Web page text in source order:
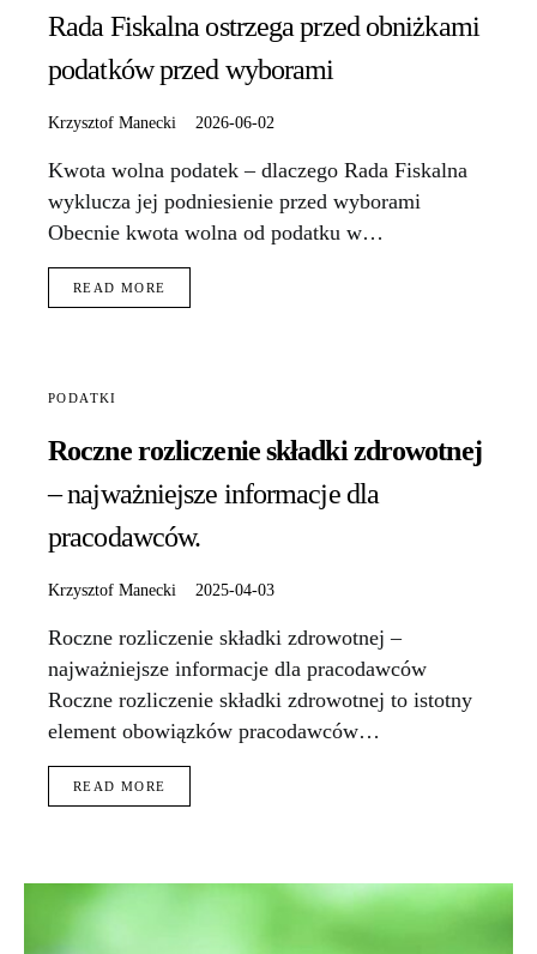
Rada Fiskalna ostrzega przed obniżkami
podatków przed wyborami
Krzysztof Manecki 2026-06-02
Kwota wolna podatek – dlaczego Rada Fiskalna
wyklucza jej podniesienie przed wyborami
Obecnie kwota wolna od podatku w…
READ MORE
PODATKI
Roczne rozliczenie składki zdrowotnej
– najważniejsze informacje dla
pracodawców.
Krzysztof Manecki 2025-04-03
Roczne rozliczenie składki zdrowotnej –
najważniejsze informacje dla pracodawców
Roczne rozliczenie składki zdrowotnej to istotny
element obowiązków pracodawców…
READ MORE